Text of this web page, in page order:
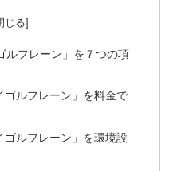
ルフレーン」を７つの項
ゴルフレーン」を料金で
ルフレーン」を環境設